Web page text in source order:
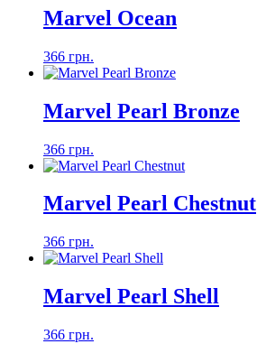
Marvel Ocean
366 грн.
Marvel Pearl Bronze
366 грн.
Marvel Pearl Chestnut
366 грн.
Marvel Pearl Shell
366 грн.